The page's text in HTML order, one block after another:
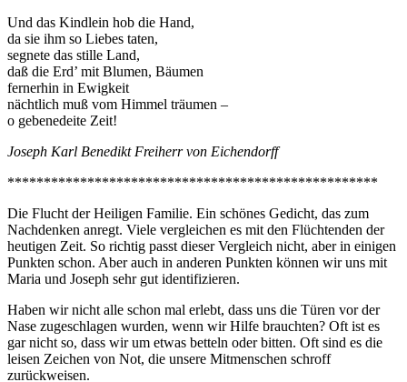
Und das Kindlein hob die Hand,
da sie ihm so Liebes taten,
segnete das stille Land,
daß die Erd’ mit Blumen, Bäumen
fernerhin in Ewigkeit
nächtlich muß vom Himmel träumen –
o gebenedeite Zeit!
Joseph Karl Benedikt Freiherr von Eichendorff
***************************************************
Die Flucht der Heiligen Familie. Ein schönes Gedicht, das zum
Nachdenken anregt. Viele vergleichen es mit den Flüchtenden der
heutigen Zeit. So richtig passt dieser Vergleich nicht, aber in einigen
Punkten schon. Aber auch in anderen Punkten können wir uns mit
Maria und Joseph sehr gut identifizieren.
Haben wir nicht alle schon mal erlebt, dass uns die Türen vor der
Nase zugeschlagen wurden, wenn wir Hilfe brauchten? Oft ist es
gar nicht so, dass wir um etwas betteln oder bitten. Oft sind es die
leisen Zeichen von Not, die unsere Mitmenschen schroff
zurückweisen.